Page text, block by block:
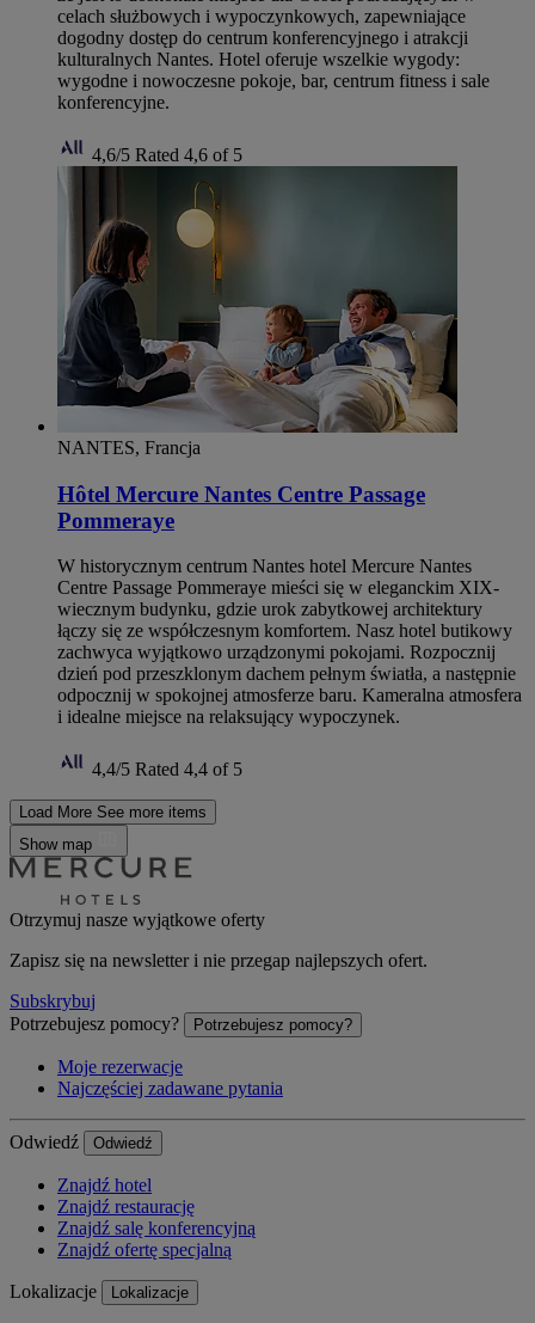
celach służbowych i wypoczynkowych, zapewniające
dogodny dostęp do centrum konferencyjnego i atrakcji
kulturalnych Nantes. Hotel oferuje wszelkie wygody:
wygodne i nowoczesne pokoje, bar, centrum fitness i sale
konferencyjne.
4,6/5 Rated 4,6 of 5
NANTES, Francja
Hôtel Mercure Nantes Centre Passage
Pommeraye
W historycznym centrum Nantes hotel Mercure Nantes
Centre Passage Pommeraye mieści się w eleganckim XIX-
wiecznym budynku, gdzie urok zabytkowej architektury
łączy się ze współczesnym komfortem. Nasz hotel butikowy
zachwyca wyjątkowo urządzonymi pokojami. Rozpocznij
dzień pod przeszklonym dachem pełnym światła, a następnie
odpocznij w spokojnej atmosferze baru. Kameralna atmosfera
i idealne miejsce na relaksujący wypoczynek.
4,4/5 Rated 4,4 of 5
Load More See more items
Show map
Otrzymuj nasze wyjątkowe oferty
Zapisz się na newsletter i nie przegap najlepszych ofert.
Subskrybuj
Potrzebujesz pomocy?
Potrzebujesz pomocy?
Moje rezerwacje
Najczęściej zadawane pytania
Odwiedź Odwiedź
Znajdź hotel
Znajdź restaurację
Znajdź salę konferencyjną
Znajdź ofertę specjalną
Lokalizacje Lokalizacje